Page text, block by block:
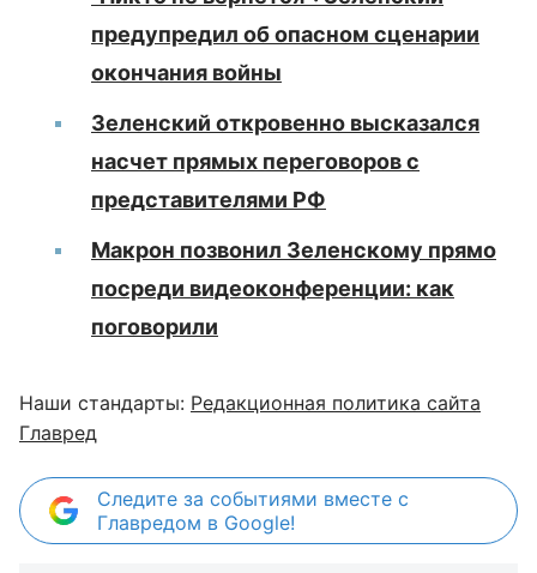
предупредил об опасном сценарии
окончания войны
Зеленский откровенно высказался
насчет прямых переговоров с
представителями РФ
Макрон позвонил Зеленскому прямо
посреди видеоконференции: как
поговорили
Наши стандарты: Редакционная политика сайта
Главред
Следите за событиями вместе с
Главредом в Google!